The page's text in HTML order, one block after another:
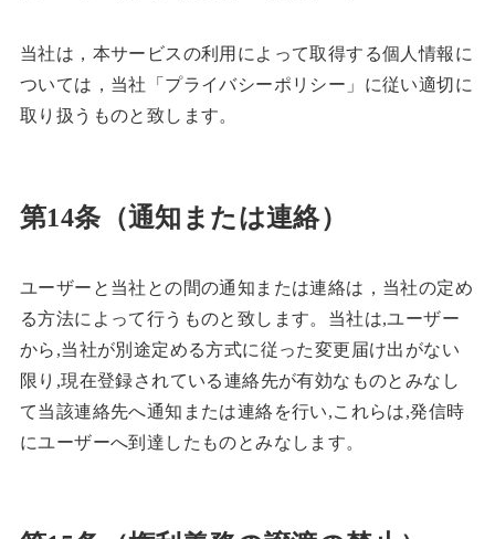
当社は，本サービスの利用によって取得する個人情報に
ついては，当社「プライバシーポリシー」に従い適切に
取り扱うものと致します。
第14条（通知または連絡）
ユーザーと当社との間の通知または連絡は，当社の定め
る方法によって行うものと致します。当社は,ユーザー
から,当社が別途定める方式に従った変更届け出がない
限り,現在登録されている連絡先が有効なものとみなし
て当該連絡先へ通知または連絡を行い,これらは,発信時
にユーザーへ到達したものとみなします。